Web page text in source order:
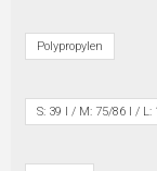
Polypropylen
S: 39 l / M: 75/86 l / L: